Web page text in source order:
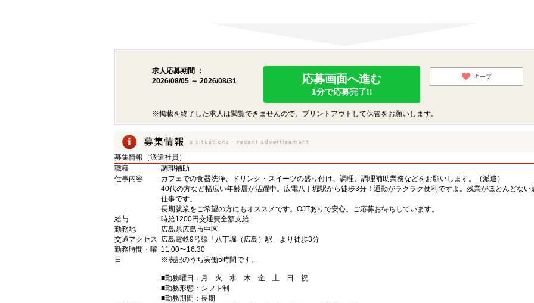
求人応募期間 ：
2026/08/05 ～ 2026/08/31
応募画面へ進む
1分で応募完了!!
キープ
※掲載を終了した求人は閲覧できませんので、プリントアウトして保管をお願いします。
募集情報（派遣社員）
職種
調理補助
仕事内容
カフェでの食器洗浄、ドリンク・スイーツの盛り付け、調理、調理補助業務などをお願いします。（派遣）
40代の方など幅広い年齢層が活躍中。広電八丁堀駅から徒歩3分！通勤がラクラク便利ですよ。残業がほとんどない
仕事です。
長期就業をご希望の方にもオススメです。OJTありで安心。ご応募お待ちしています。
給与
時給1200円交通費全額支給
勤務地
広島県広島市中区
交通アクセス 広島電鉄9号線「八丁堀（広島）駅」より徒歩3分
勤務時間・曜
日
11:00〜16:30
※表記のうち実働5時間です。
■勤務曜日：月 火 水 木 金 土 日 祝
■勤務形態：シフト制
■勤務期間：長期